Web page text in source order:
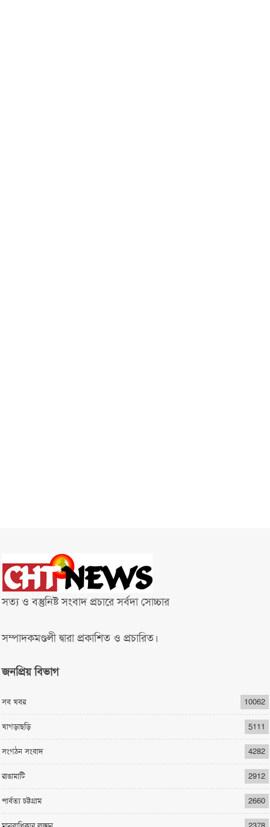
সত্য ও বস্তুনিষ্ট সংবাদ প্রচারে সর্বদা সোচ্চার
সম্পাদকমণ্ডলী দ্বারা প্রকাশিত ও প্রচারিত।
জনপ্রিয় বিভাগ
সব খবর 10062
খাগড়াছড়ি 5111
সংগঠন সংবাদ 4282
রাঙামাটি 2912
পার্বত্য চট্টগ্রাম 2660